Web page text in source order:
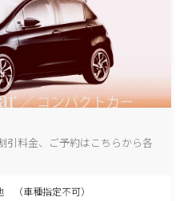
引料金、ご予約はこちらから各
（車種指定不可）